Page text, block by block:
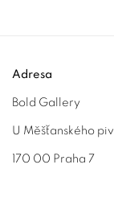
Adresa
Bold Gallery
U Měšťanského
170 00 Praha 7